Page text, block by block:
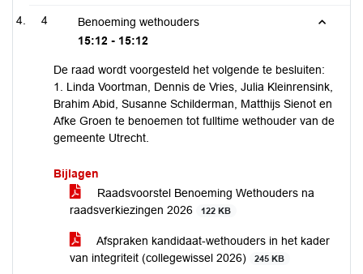
4
Benoeming wethouders
15:12 - 15:12
De raad wordt voorgesteld het volgende te besluiten:
1. Linda Voortman, Dennis de Vries, Julia Kleinrensink,
Brahim Abid, Susanne Schilderman, Matthijs Sienot en
Afke Groen te benoemen tot fulltime wethouder van de
gemeente Utrecht.
Bijlagen
Raadsvoorstel Benoeming Wethouders na
raadsverkiezingen 2026
122 KB
Afspraken kandidaat-wethouders in het kader
van integriteit (collegewissel 2026)
245 KB